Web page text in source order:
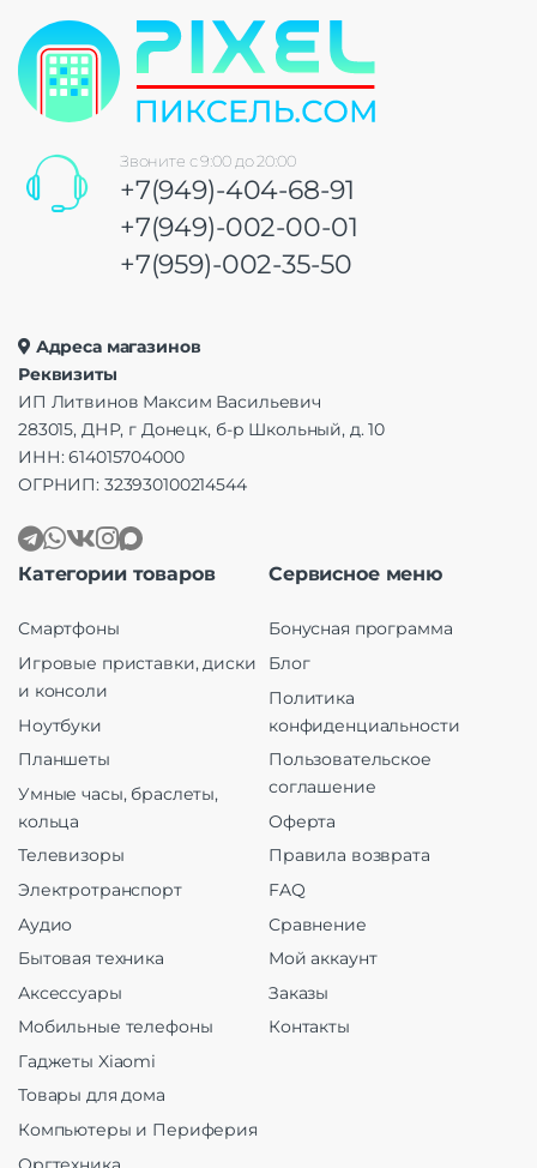
Звоните с 9:00 до 20:00
+7(949)-404-68-91
+7(949)-002-00-01
+7(959)-002-35-50
Адреса магазинов
Реквизиты
ИП Литвинов Максим Васильевич
283015, ДНР, г Донецк, б-р Школьный, д. 10
ИНН: 614015704000
ОГРНИП: 323930100214544
Категории товаров
Смартфоны
Игровые приставки, диски
и консоли
Ноутбуки
Планшеты
Умные часы, браслеты,
кольца
Телевизоры
Электротранспорт
Аудио
Бытовая техника
Аксессуары
Мобильные телефоны
Гаджеты Xiaomi
Товары для дома
Компьютеры и Периферия
Сервисное меню
Бонусная программа
Блог
Политика
конфиденциальности
Пользовательское
соглашение
Оферта
Правила возврата
FAQ
Сравнение
Мой аккаунт
Заказы
Контакты